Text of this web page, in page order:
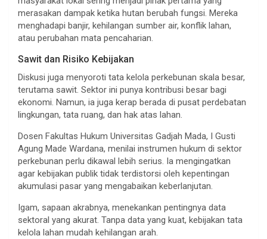
merasakan dampak ketika hutan berubah fungsi. Mereka
menghadapi banjir, kehilangan sumber air, konflik lahan,
atau perubahan mata pencaharian.
Sawit dan Risiko Kebijakan
Diskusi juga menyoroti tata kelola perkebunan skala besar,
terutama sawit. Sektor ini punya kontribusi besar bagi
ekonomi. Namun, ia juga kerap berada di pusat perdebatan
lingkungan, tata ruang, dan hak atas lahan.
Dosen Fakultas Hukum Universitas Gadjah Mada, I Gusti
Agung Made Wardana, menilai instrumen hukum di sektor
perkebunan perlu dikawal lebih serius. Ia mengingatkan
agar kebijakan publik tidak terdistorsi oleh kepentingan
akumulasi pasar yang mengabaikan keberlanjutan.
Igam, sapaan akrabnya, menekankan pentingnya data
sektoral yang akurat. Tanpa data yang kuat, kebijakan tata
kelola lahan mudah kehilangan arah.